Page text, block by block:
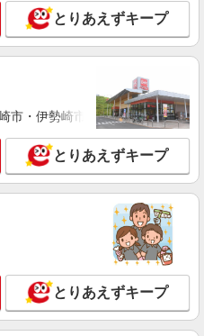
松原町１８３６
詳細を見る
の調理補助さん
＊試用期間あり：2ヶ月（同条
）滋賀県彦根市高宮町2447
詳細を見る
理補助
〜 ※経験等を考慮し決定いたしま
とりあえずキープ
市・伊勢崎市・太田市・館林市
とりあえずキープ
とりあえずキープ